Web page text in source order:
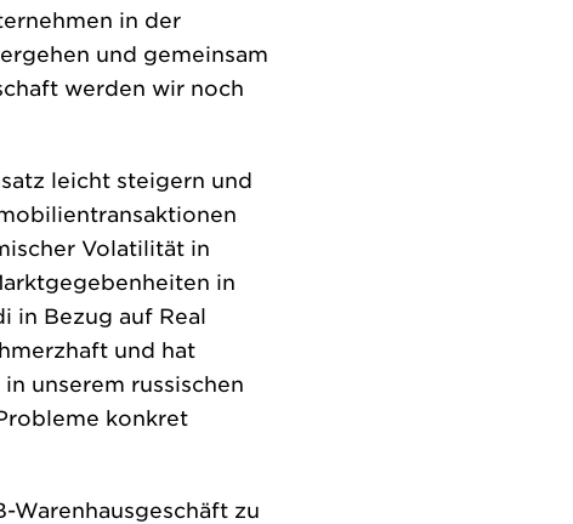
in der
und gemeinsam
werden wir noch
leicht steigern und
Volatilität in
in
in Bezug auf Real
und hat
unserem russischen
konkret
Warenhausgeschäft zu